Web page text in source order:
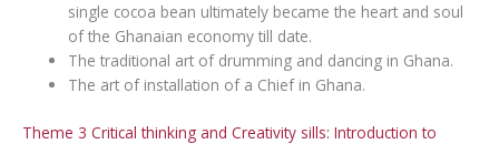
single cocoa bean ultimately became the heart and soul
of the Ghanaian economy till date.
The traditional art of drumming and dancing in Ghana.
The art of installation of a Chief in Ghana.
Theme 3 Critical thinking and Creativity sills: Introduction to